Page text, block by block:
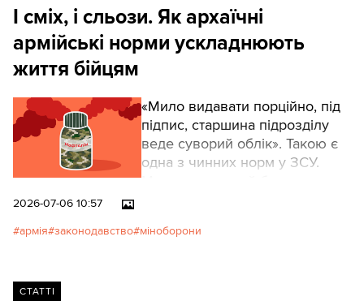
І сміх, і сльози. Як архаїчні
армійські норми ускладнюють
життя бійцям
«Мило видавати порційно, під
підпис, старшина підрозділу
веде суворий облік». Такою є
одна з чинних норм у ЗСУ.
засобів немає вже давно.
2026-07-06 10:57
армія законодавство міноборони
СТАТТІ